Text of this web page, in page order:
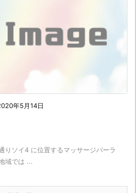
年5月14日
りソイ4 に位置するマッサージパーラ
域では ...